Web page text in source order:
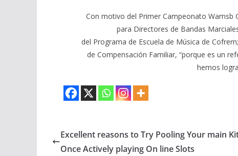
Con motivo del Primer Campeonato Wamsb
para Directores de Bandas
del Programa de Escuela de Música de
de Compensación Familiar, “porque es un
hemos
Excellent reasons to Try Pooling Your main
Once Actively playing On line Slots